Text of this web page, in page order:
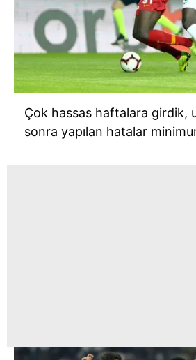
Çok hassas haftalara girdik,
sonra yapılan hatalar